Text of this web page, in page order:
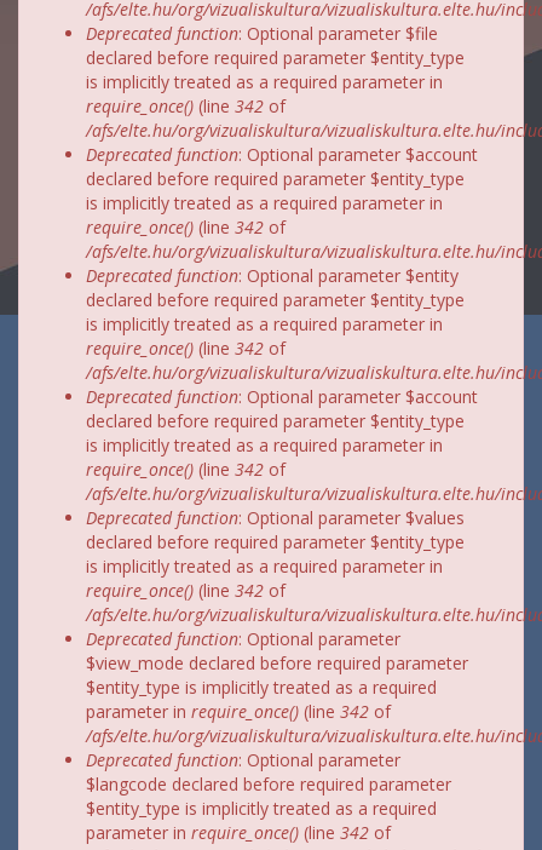
/afs/elte.hu/org/vizualiskultura/vizualiskultura.elte.hu/
Deprecated function: Optional parameter $file
declared before required parameter $entity_type
is implicitly treated as a required parameter in
require_once() (line 342 of
/afs/elte.hu/org/vizualiskultura/vizualiskultura.elte.hu/
Deprecated function: Optional parameter $account
declared before required parameter $entity_type
is implicitly treated as a required parameter in
require_once() (line 342 of
/afs/elte.hu/org/vizualiskultura/vizualiskultura.elte.hu/
Deprecated function: Optional parameter $entity
declared before required parameter $entity_type
is implicitly treated as a required parameter in
require_once() (line 342 of
/afs/elte.hu/org/vizualiskultura/vizualiskultura.elte.hu/
Deprecated function: Optional parameter $account
declared before required parameter $entity_type
is implicitly treated as a required parameter in
require_once() (line 342 of
/afs/elte.hu/org/vizualiskultura/vizualiskultura.elte.hu/
Deprecated function: Optional parameter $values
declared before required parameter $entity_type
is implicitly treated as a required parameter in
require_once() (line 342 of
/afs/elte.hu/org/vizualiskultura/vizualiskultura.elte.hu/
Deprecated function: Optional parameter
$view_mode declared before required parameter
$entity_type is implicitly treated as a required
parameter in require_once() (line 342 of
/afs/elte.hu/org/vizualiskultura/vizualiskultura.elte.hu/
Deprecated function: Optional parameter
$langcode declared before required parameter
$entity_type is implicitly treated as a required
parameter in require_once() (line 342 of